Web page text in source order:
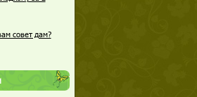
совет дам?